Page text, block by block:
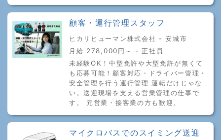
顧客・運行管理スタッフ
ヒカリヒューマン株式会社 - 安城市
月給 278,000円～ - 正社員
未経験OK！中型免許や大型免許が無くて
も応募可能！顧客対応・ドライバー管理・
安全管理を行う運行管理 運転だけじゃな
い。送迎現場を支える営業管理の仕事で
す。 元営業・接客業の方も歓迎。
マイクロバスでのスイミング送迎